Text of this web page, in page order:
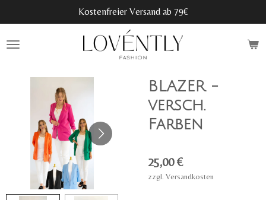
Hauptinhalt
springen
Kostenfreier Versand ab 79€
BLAZER -
versch.
Farben
25,00 €
zzgl. Versandkosten